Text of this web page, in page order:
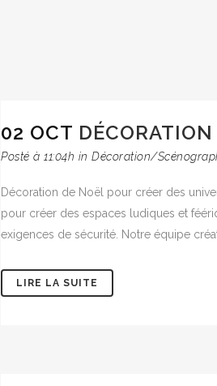
02 OCT
Posté à 11:04h in Décoration/
Décoration de Noël pour créer des
pour créer des espaces ludiques et
exigences de sécurité. Notre équipe
LIRE LA SUITE